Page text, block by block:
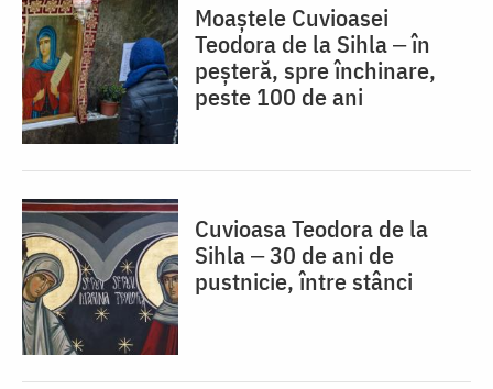
Moaștele Cuvioasei
Teodora de la Sihla ‒ în
peșteră, spre închinare,
peste 100 de ani
Cuvioasa Teodora de la
Sihla ‒ 30 de ani de
pustnicie, între stânci